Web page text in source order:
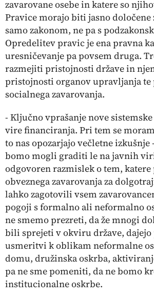
zavarovane osebe in katere so
Pravice morajo biti jasno določene
samo zakonom, ne pa s
Opredelitev pravic je ena pravna
uresničevanje pa povsem druga.
razmejiti pristojnosti države in
pristojnosti organov upravljanja te
socialnega zavarovanja.
- Ključno vprašanje nove
vire financiranja. Pri tem se
to nas opozarjajo večletne izkušnje
bomo mogli graditi le na javnih
odgovoren razmislek o tem,
obveznega zavarovanja za
lahko zagotovili vsem
pogoji s formalno ali neformalno
ne smemo prezreti, da že mnogi
bili sprejeti v okviru države, dajejo
usmeritvi k oblikam neformalne
domu, družinska oskrba,
pa ne sme pomeniti, da ne bomo
institucionalne oskrbe.